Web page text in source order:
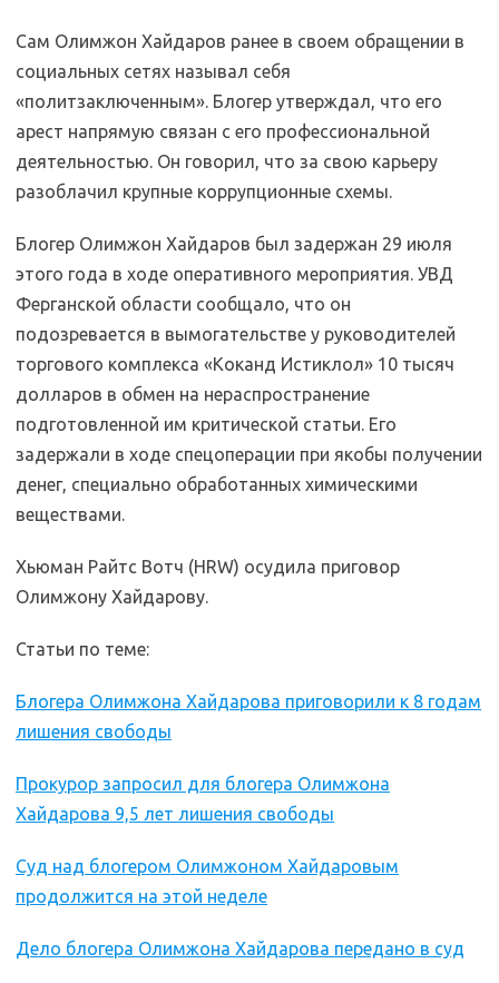
Сам Олимжон Хайдаров ранее в своем обращении в
социальных сетях называл себя
«политзаключенным». Блогер утверждал, что его
арест напрямую связан с его профессиональной
деятельностью. Он говорил, что за свою карьеру
разоблачил крупные коррупционные схемы.
Блогер Олимжон Хайдаров был задержан 29 июля
этого года в ходе оперативного мероприятия. УВД
Ферганской области сообщало, что он
подозревается в вымогательстве у руководителей
торгового комплекса «Коканд Истиклол» 10 тысяч
долларов в обмен на нераспространение
подготовленной им критической статьи. Его
задержали в ходе спецоперации при якобы получении
денег, специально обработанных химическими
веществами.
Хьюман Райтс Вотч (HRW) осудила приговор
Олимжону Хайдарову.
Статьи по теме:
Блогера Олимжона Хайдарова приговорили к 8 годам
лишения свободы
Прокурор запросил для блогера Олимжона
Хайдарова 9,5 лет лишения свободы
Суд над блогером Олимжоном Хайдаровым
продолжится на этой неделе
Дело блогера Олимжона Хайдарова передано в суд